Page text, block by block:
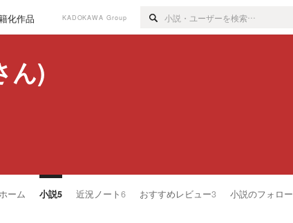
化作品 KADOKAWA Group
ん)
ホーム 小説5 近況ノート6 おすすめレビュー3 小説のフォロー